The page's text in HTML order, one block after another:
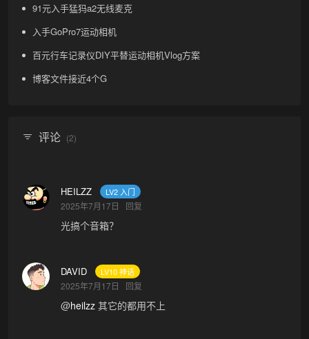
91元入手猛犸a2无线麦克
入手GoPro7运动相机
百元行车记录仪DIY平替运动相机Vlog方案
博客文件接近4个G
评论 (2)
HEILZZ LV2 入门
2025年7月17日 回复
光搞个音箱？
DAVID LV10 神话
2025年7月17日 回复
@heilzz 其它的都用不上